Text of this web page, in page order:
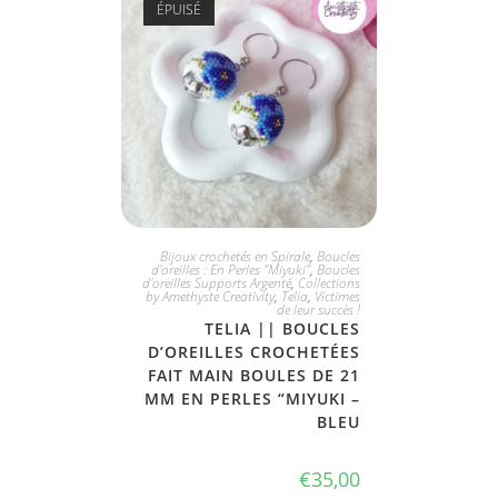
ÉPUISÉ
PLUS DISPONIBLE
Bijoux crochetés en Spirale, Boucles
d'oreilles : En Perles "Miyuki", Boucles
d'oreilles Supports Argenté, Collections
by Amethyste Creativity, Telia, Victimes
de leur succès !
TELIA || BOUCLES
D’OREILLES CROCHETÉES
FAIT MAIN BOULES DE 21
MM EN PERLES “MIYUKI –
BLEU
€35,00